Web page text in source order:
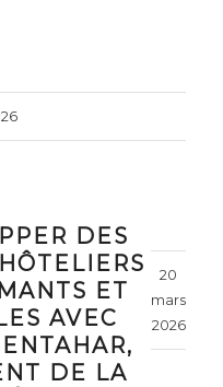
DES
ET
AVEC
DE LA
20
mars
2026